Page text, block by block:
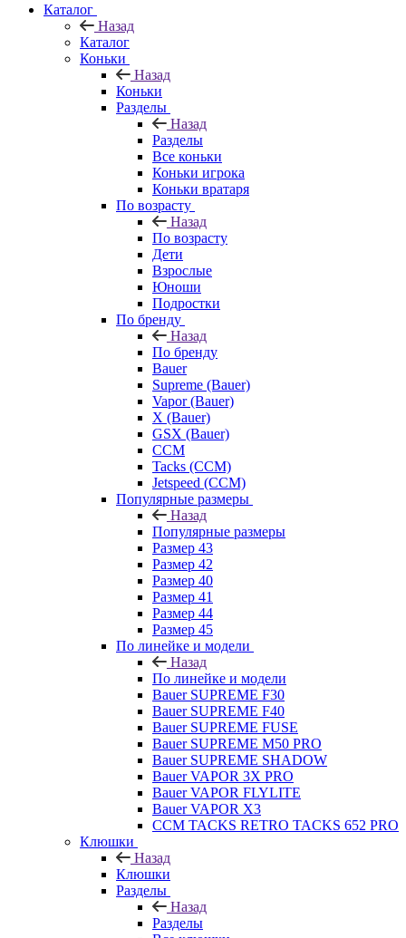
Каталог
Назад
Каталог
Коньки
Назад
Коньки
Разделы
Назад
Разделы
Все коньки
Коньки игрока
Коньки вратаря
По возрасту
Назад
По возрасту
Дети
Взрослые
Юноши
Подростки
По бренду
Назад
По бренду
Bauer
Supreme (Bauer)
Vapor (Bauer)
X (Bauer)
GSX (Bauer)
CCM
Tacks (CCM)
Jetspeed (CCM)
Популярные размеры
Назад
Популярные размеры
Размер 43
Размер 42
Размер 40
Размер 41
Размер 44
Размер 45
По линейке и модели
Назад
По линейке и модели
Bauer SUPREME F30
Bauer SUPREME F40
Bauer SUPREME FUSE
Bauer SUPREME M50 PRO
Bauer SUPREME SHADOW
Bauer VAPOR 3X PRO
Bauer VAPOR FLYLITE
Bauer VAPOR X3
CCM TACKS RETRO TACKS 652 PRO
Клюшки
Назад
Клюшки
Разделы
Назад
Разделы